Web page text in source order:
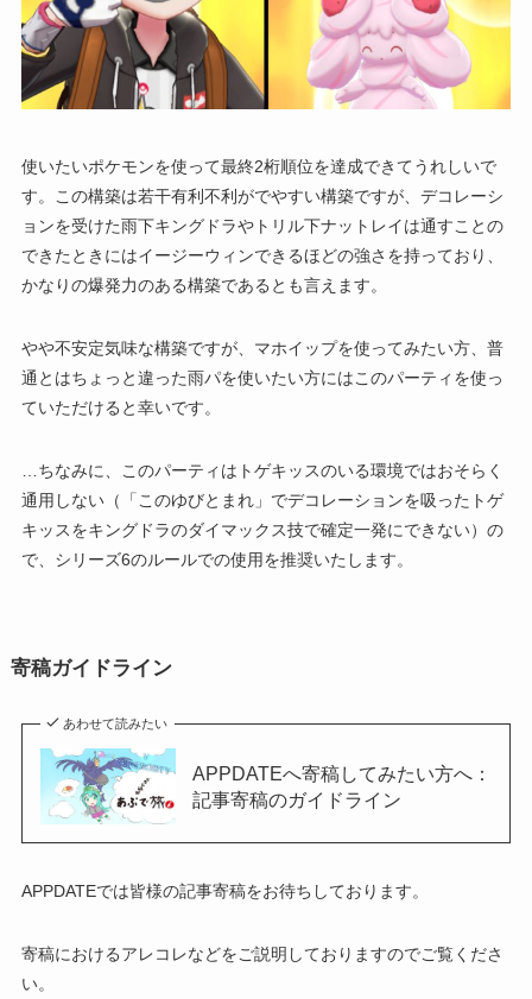
使いたいポケモンを使って最終2桁順位を達成できてうれしいで
す。この構築は若干有利不利がでやすい構築ですが、デコレーシ
ョンを受けた雨下キングドラやトリル下ナットレイは通すことの
できたときにはイージーウィンできるほどの強さを持っており、
かなりの爆発力のある構築であるとも言えます。
やや不安定気味な構築ですが、マホイップを使ってみたい方、普
通とはちょっと違った雨パを使いたい方にはこのパーティを使っ
ていただけると幸いです。
…ちなみに、このパーティはトゲキッスのいる環境ではおそらく
通用しない（「このゆびとまれ」でデコレーションを吸ったトゲ
キッスをキングドラのダイマックス技で確定一発にできない）の
で、シリーズ6のルールでの使用を推奨いたします。
寄稿ガイドライン
あわせて読みたい
APPDATEへ寄稿してみたい方へ：
記事寄稿のガイドライン
APPDATEでは皆様の記事寄稿をお待ちしております。
寄稿におけるアレコレなどをご説明しておりますのでご覧くださ
い。